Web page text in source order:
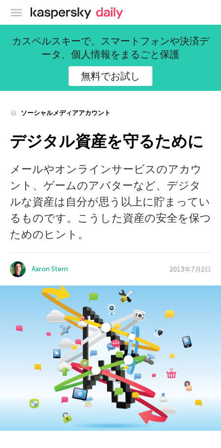
カスペルスキー公式ブログ
カスペルスキーで、スマートフォンや決済デ
ータ、個人情報をまるごと保護
無料でお試し
ソーシャルメディアアカウント
デジタル資産を守るために
メールやオンラインサービスのアカウ
ント、ゲームのアバターなど、デジタ
ルな資産は自分が思う以上に貯まってい
るものです。こうした資産の安全を保つ
ためのヒント。
Aaron Stern 2013年7月2日